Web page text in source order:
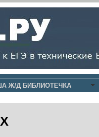
Ж/Д БИБЛИОТЕЧКА